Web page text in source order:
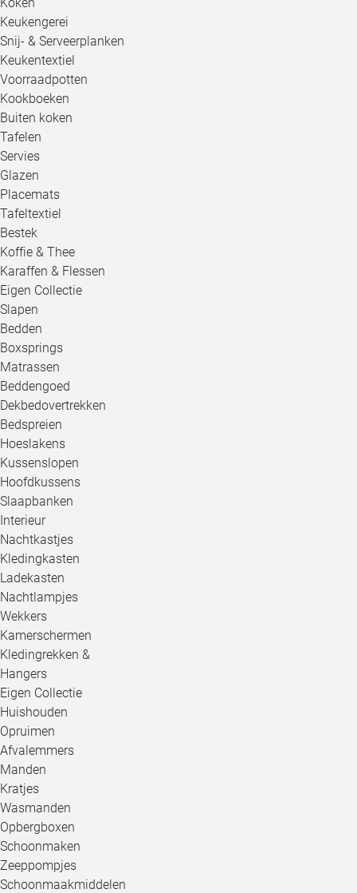
Keukengerei
Snij- & Serveerplanken
Keukentextiel
Voorraadpotten
Kookboeken
Buiten koken
Tafelen
Servies
Glazen
Placemats
Tafeltextiel
Bestek
Koffie & Thee
Karaffen & Flessen
Eigen Collectie
Slapen
Bedden
Boxsprings
Matrassen
Beddengoed
Dekbedovertrekken
Bedspreien
Hoeslakens
Kussenslopen
Hoofdkussens
Slaapbanken
Interieur
Nachtkastjes
Kledingkasten
Ladekasten
Nachtlampjes
Wekkers
Kamerschermen
Kledingrekken &
Hangers
Eigen Collectie
Huishouden
Opruimen
Afvalemmers
Manden
Kratjes
Wasmanden
Opbergboxen
Schoonmaken
Zeeppompjes
Schoonmaakmiddelen